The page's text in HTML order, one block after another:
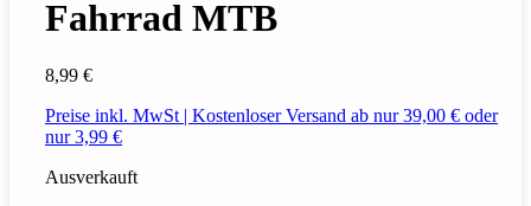
Fahrrad MTB
8,99 €
Preise inkl. MwSt | Kostenloser Versand ab nur 39,00 € oder
nur 3,99 €
Ausverkauft